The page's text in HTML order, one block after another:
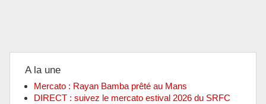
A la une
Mercato : Rayan Bamba prêté au Mans
DIRECT : suivez le mercato estival 2026 du SRFC